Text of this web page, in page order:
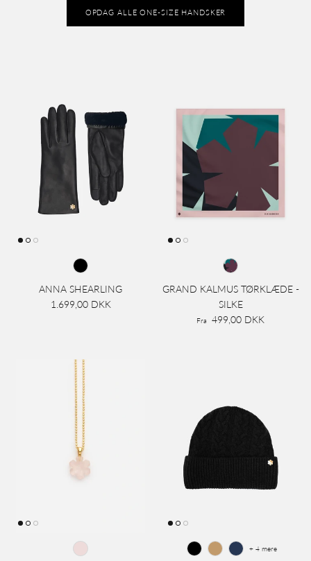
OPDAG ALLE ONE-SIZE HANDSKER
ANNA SHEARLING
1.699,00 DKK
GRAND KALMUS TØRKLÆDE -
SILKE
Fra 499,00 DKK
+ 4 mere